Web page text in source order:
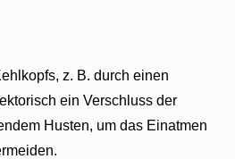
z. B. durch einen
ein Verschluss der
Husten, um das Einatmen